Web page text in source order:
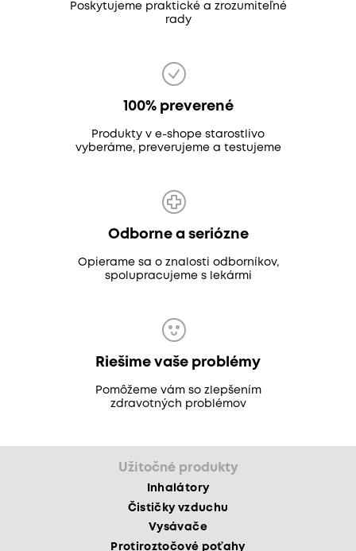
Poskytujeme praktické a zrozumiteľné
rady
100% preverené
Produkty v e-shope starostlivo
vyberáme, preverujeme a testujeme
Odborne a seriózne
Opierame sa o znalosti odborníkov,
spolupracujeme s lekármi
Riešime vaše problémy
Pomôžeme vám so zlepšením
zdravotných problémov
Užitočné produkty
Inhalátory
Čističky vzduchu
Vysávače
Protiroztočové poťahy